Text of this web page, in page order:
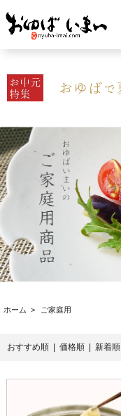
ホーム > ご家庭用
おすすめ順 | 価格順 新着順